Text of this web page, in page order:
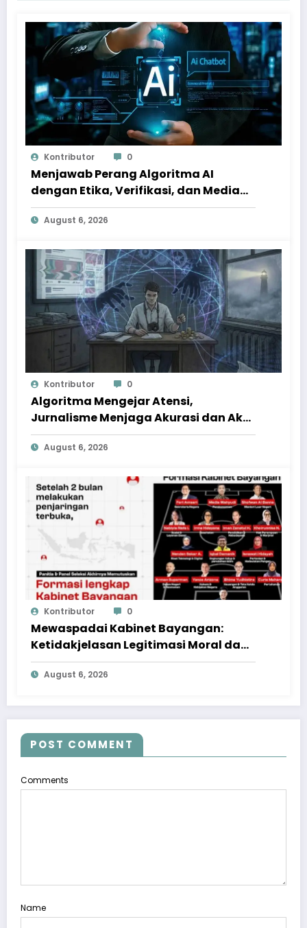
Kontributor 0
Menjawab Perang Algoritma AI
dengan Etika, Verifikasi, dan Media
Tepercaya
August 6, 2026
Kontributor 0
Algoritma Mengejar Atensi,
Jurnalisme Menjaga Akurasi dan Akal
Sehat Publik
August 6, 2026
Kontributor 0
Mewaspadai Kabinet Bayangan:
Ketidakjelasan Legitimasi Moral dan
Representasi
August 6, 2026
POST COMMENT
Comments
Name